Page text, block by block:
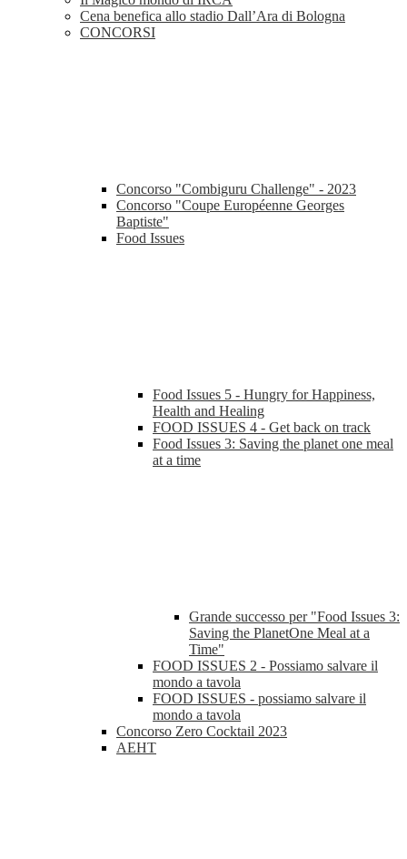
Cena benefica allo stadio Dall’Ara di Bologna
CONCORSI
Concorso "Combiguru Challenge" - 2023
Concorso "Coupe Européenne Georges
Baptiste"
Food Issues
Food Issues 5 - Hungry for Happiness,
Health and Healing
FOOD ISSUES 4 - Get back on track
Food Issues 3: Saving the planet one meal
at a time
Grande successo per "Food Issues 3:
Saving the PlanetOne Meal at a
Time"
FOOD ISSUES 2 - Possiamo salvare il
mondo a tavola
FOOD ISSUES - possiamo salvare il
mondo a tavola
Concorso Zero Cocktail 2023
AEHT